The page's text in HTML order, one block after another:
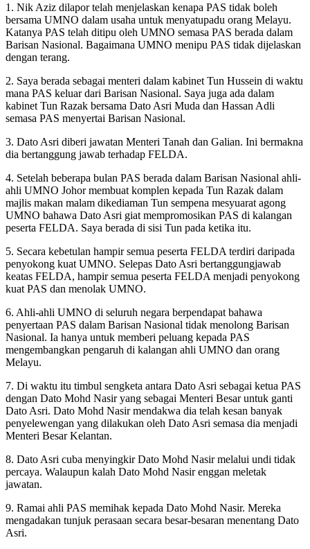
1. Nik Aziz dilapor telah menjelaskan kenapa PAS tidak boleh
bersama UMNO dalam usaha untuk menyatupadu orang Melayu.
Katanya PAS telah ditipu oleh UMNO semasa PAS berada dalam
Barisan Nasional. Bagaimana UMNO menipu PAS tidak dijelaskan
dengan terang.
2. Saya berada sebagai menteri dalam kabinet Tun Hussein di waktu
mana PAS keluar dari Barisan Nasional. Saya juga ada dalam
kabinet Tun Razak bersama Dato Asri Muda dan Hassan Adli
semasa PAS menyertai Barisan Nasional.
3. Dato Asri diberi jawatan Menteri Tanah dan Galian. Ini bermakna
dia bertanggung jawab terhadap FELDA.
4. Setelah beberapa bulan PAS berada dalam Barisan Nasional ahli-
ahli UMNO Johor membuat komplen kepada Tun Razak dalam
majlis makan malam dikediaman Tun sempena mesyuarat agong
UMNO bahawa Dato Asri giat mempromosikan PAS di kalangan
peserta FELDA. Saya berada di sisi Tun pada ketika itu.
5. Secara kebetulan hampir semua peserta FELDA terdiri daripada
penyokong kuat UMNO. Selepas Dato Asri bertanggungjawab
keatas FELDA, hampir semua peserta FELDA menjadi penyokong
kuat PAS dan menolak UMNO.
6. Ahli-ahli UMNO di seluruh negara berpendapat bahawa
penyertaan PAS dalam Barisan Nasional tidak menolong Barisan
Nasional. Ia hanya untuk memberi peluang kepada PAS
mengembangkan pengaruh di kalangan ahli UMNO dan orang
Melayu.
7. Di waktu itu timbul sengketa antara Dato Asri sebagai ketua PAS
dengan Dato Mohd Nasir yang sebagai Menteri Besar untuk ganti
Dato Asri. Dato Mohd Nasir mendakwa dia telah kesan banyak
penyelewengan yang dilakukan oleh Dato Asri semasa dia menjadi
Menteri Besar Kelantan.
8. Dato Asri cuba menyingkir Dato Mohd Nasir melalui undi tidak
percaya. Walaupun kalah Dato Mohd Nasir enggan meletak
jawatan.
9. Ramai ahli PAS memihak kepada Dato Mohd Nasir. Mereka
mengadakan tunjuk perasaan secara besar-besaran menentang Dato
Asri.